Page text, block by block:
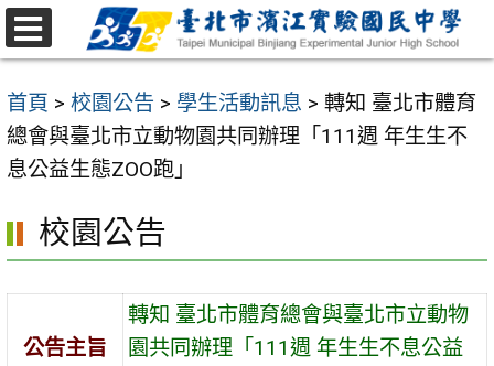
跳
至
要
內
容
首頁 > 校園公告 > 學生活動訊息 > 轉知 臺北市體育
總會與臺北市立動物園共同辦理「111週 年生生不
息公益生態ZOO跑」
校園公告
公告主旨
轉知 臺北市體育總會與臺北市立動物
園共同辦理「111週 年生生不息公益
選
單